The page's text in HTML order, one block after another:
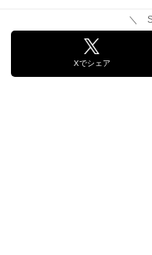
＼
Xでシェア